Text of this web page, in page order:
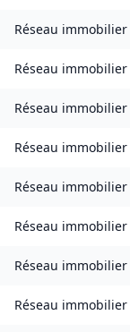
Réseau immobilier
Réseau immobilier
Réseau immobilier
Réseau immobilier
Réseau immobilier
Réseau immobilier
Réseau immobilier
Réseau immobilier